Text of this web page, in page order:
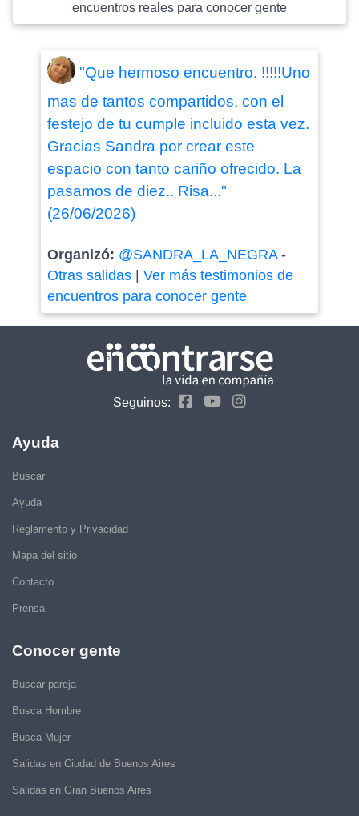
encuentros reales para conocer gente
"Que hermoso encuentro. !!!!!Uno
mas de tantos compartidos, con el
festejo de tu cumple incluido esta vez.
Gracias Sandra por crear este
espacio con tanto cariño ofrecido. La
pasamos de diez.. Risa..."
(26/06/2026)
Organizó: @SANDRA_LA_NEGRA-
Otras salidas| Ver más testimonios de
encuentros para conocer gente
Seguinos:
Ayuda
Buscar
Ayuda
Reglamento y Privacidad
Mapa del sitio
Contacto
Prensa
Conocer gente
Buscar pareja
Busca Hombre
Busca Mujer
Salidas en Ciudad de Buenos Aires
Salidas en Gran Buenos Aires